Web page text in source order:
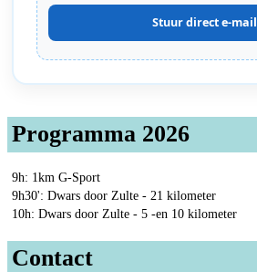
Stuur direct e-mail
Programma 2026
9h: 1km G-Sport
9h30': Dwars door Zulte - 21 kilometer
10h: Dwars door Zulte - 5 -en 10 kilometer
Contact